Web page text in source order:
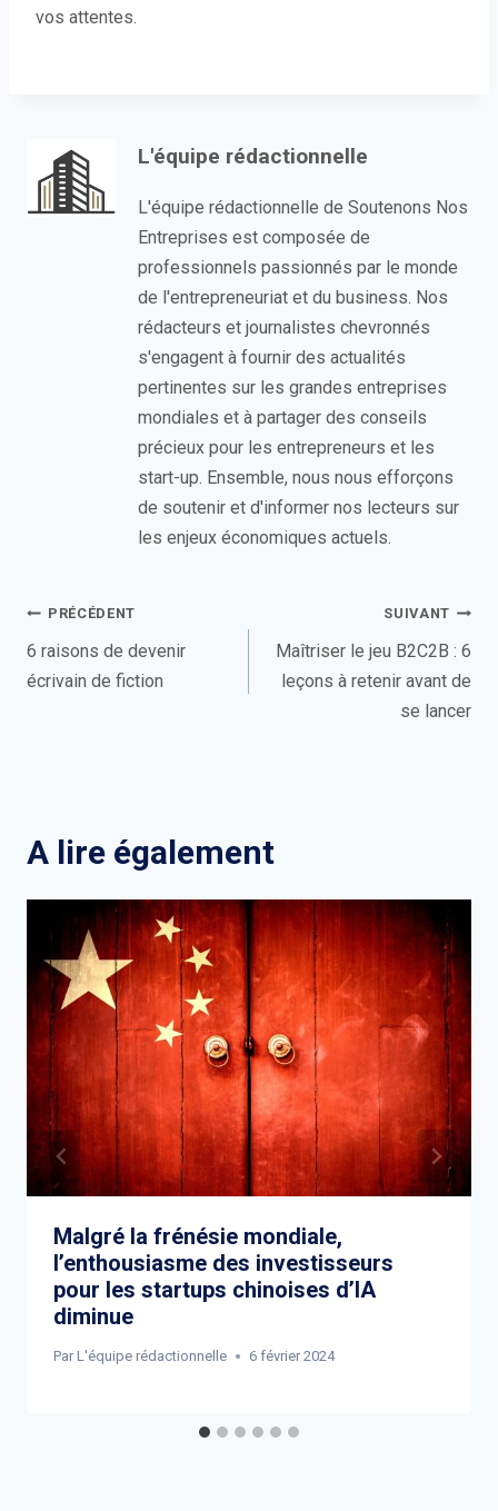
vos attentes.
L'équipe rédactionnelle
L'équipe rédactionnelle de Soutenons Nos
Entreprises est composée de
professionnels passionnés par le monde
de l'entrepreneuriat et du business. Nos
rédacteurs et journalistes chevronnés
s'engagent à fournir des actualités
pertinentes sur les grandes entreprises
mondiales et à partager des conseils
précieux pour les entrepreneurs et les
start-up. Ensemble, nous nous efforçons
de soutenir et d'informer nos lecteurs sur
les enjeux économiques actuels.
Navigation
de
l’article
PRÉCÉDENT
6 raisons de devenir
écrivain de fiction
SUIVANT
Maîtriser le jeu B2C2B : 6
leçons à retenir avant de
se lancer
A lire également
Malgré la frénésie mondiale,
l’enthousiasme des investisseurs
pour les startups chinoises d’IA
diminue
Par L'équipe rédactionnelle 6 février 2024